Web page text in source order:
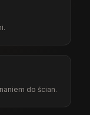
do ścian.